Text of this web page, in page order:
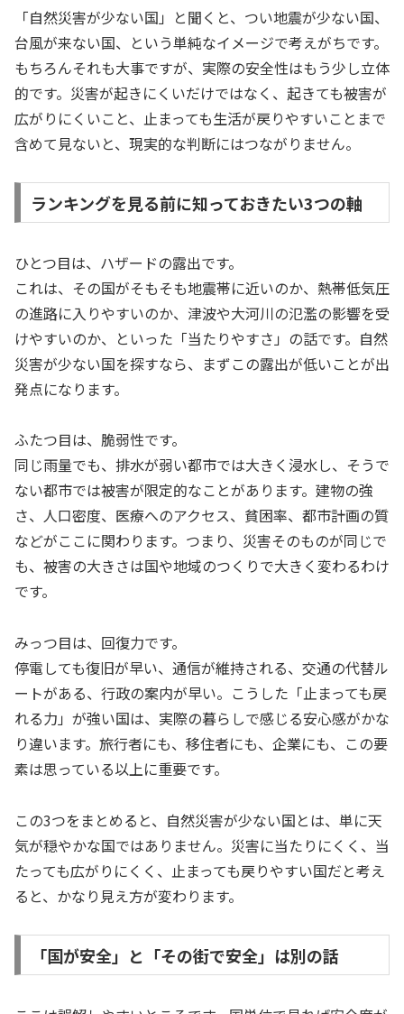
「自然災害が少ない国」と聞くと、つい地震が少ない国、
台風が来ない国、という単純なイメージで考えがちです。
もちろんそれも大事ですが、実際の安全性はもう少し立体
的です。災害が起きにくいだけではなく、起きても被害が
広がりにくいこと、止まっても生活が戻りやすいことまで
含めて見ないと、現実的な判断にはつながりません。
ランキングを見る前に知っておきたい3つの軸
ひとつ目は、ハザードの露出です。
これは、その国がそもそも地震帯に近いのか、熱帯低気圧
の進路に入りやすいのか、津波や大河川の氾濫の影響を受
けやすいのか、といった「当たりやすさ」の話です。自然
災害が少ない国を探すなら、まずこの露出が低いことが出
発点になります。
ふたつ目は、脆弱性です。
同じ雨量でも、排水が弱い都市では大きく浸水し、そうで
ない都市では被害が限定的なことがあります。建物の強
さ、人口密度、医療へのアクセス、貧困率、都市計画の質
などがここに関わります。つまり、災害そのものが同じで
も、被害の大きさは国や地域のつくりで大きく変わるわけ
です。
みっつ目は、回復力です。
停電しても復旧が早い、通信が維持される、交通の代替ル
ートがある、行政の案内が早い。こうした「止まっても戻
れる力」が強い国は、実際の暮らしで感じる安心感がかな
り違います。旅行者にも、移住者にも、企業にも、この要
素は思っている以上に重要です。
この3つをまとめると、自然災害が少ない国とは、単に天
気が穏やかな国ではありません。災害に当たりにくく、当
たっても広がりにくく、止まっても戻りやすい国だと考え
ると、かなり見え方が変わります。
「国が安全」と「その街で安全」は別の話